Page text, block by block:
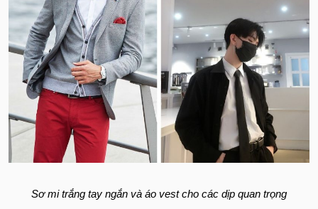
Sơ mi trắng tay ngắn và áo vest cho các dịp quan trọng